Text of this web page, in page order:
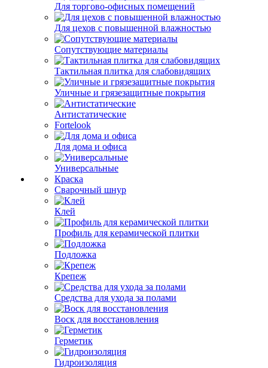
Для торгово-офисных помещений
Для цехов с повышенной влажностью
Сопутствующие материалы
Тактильная плитка для слабовидящих
Уличные и грязезащитные покрытия
Антистатические
Fortelook
Для дома и офиса
Универсальные
Краска
Сварочный шнур
Клей
Профиль для керамической плитки
Подложка
Крепеж
Средства для ухода за полами
Воск для восстановления
Герметик
Гидроизоляция